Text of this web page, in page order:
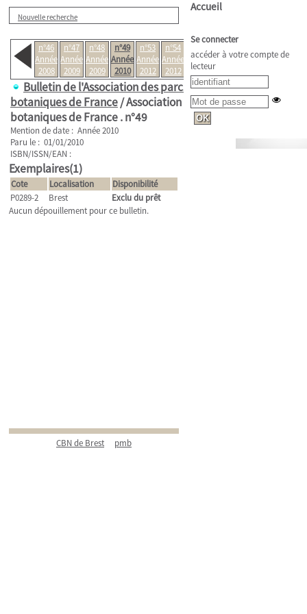
Nouvelle recherche
n°46
Année
2008
n°47
Année
2009
n°48
Année
2009
n°49
Année
2010
n°53
Année
2012
n°54
Année
2012
Année
2015
Bulletin de l'Association des parcs
botaniques de France/ Association des parcs
botaniques de France .n°49
Mention de date : Année 2010
Paru le : 01/01/2010
ISBN/ISSN/EAN :
Exemplaires(1)
Cote Localisation
Disponibilité
P0289-2
Brest
Exclu du prêt
Aucun dépouillement pour ce bulletin.
CBN de Brest pmb
Accueil
Se connecter
accéder à votre compte de
lecteur